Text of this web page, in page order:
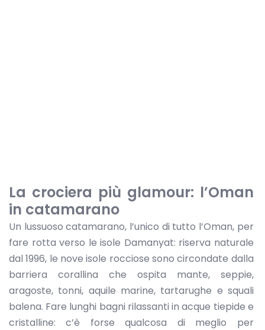
La crociera più glamour: l’Oman
in catamarano
Un lussuoso catamarano, l’unico di tutto l’Oman, per
fare rotta verso le isole Damanyat: riserva naturale
dal 1996, le nove isole rocciose sono circondate dalla
barriera corallina che ospita mante, seppie,
aragoste, tonni, aquile marine, tartarughe e squali
balena. Fare lunghi bagni rilassanti in acque tiepide e
cristalline: c’è forse qualcosa di meglio per